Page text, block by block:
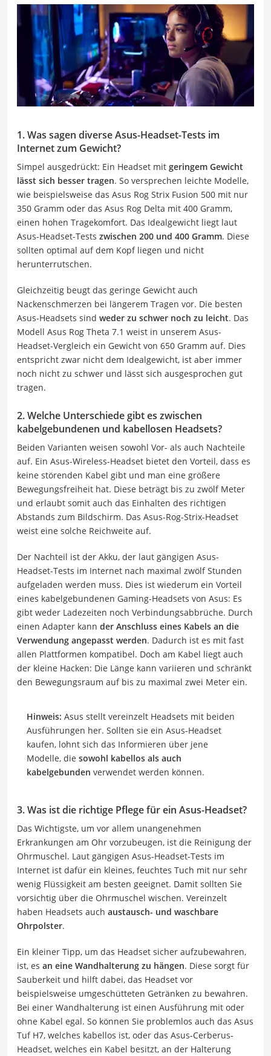
1. Was sagen diverse Asus-Headset-Tests im
Internet zum Gewicht?
Simpel ausgedrückt: Ein Headset mit geringem Gewicht
lässt sich besser tragen. So versprechen leichte Modelle,
wie beispielsweise das Asus Rog Strix Fusion 500 mit nur
350 Gramm oder das Asus Rog Delta mit 400 Gramm,
einen hohen Tragekomfort. Das Idealgewicht liegt laut
Asus-Headset-Tests zwischen 200 und 400 Gramm. Diese
sollten optimal auf dem Kopf liegen und nicht
herunterrutschen.
Gleichzeitig beugt das geringe Gewicht auch
Nackenschmerzen bei längerem Tragen vor. Die besten
Asus-Headsets sind weder zu schwer noch zu leicht. Das
Modell Asus Rog Theta 7.1 weist in unserem Asus-
Headset-Vergleich ein Gewicht von 650 Gramm auf. Dies
entspricht zwar nicht dem Idealgewicht, ist aber immer
noch nicht zu schwer und lässt sich ausgesprochen gut
tragen.
2. Welche Unterschiede gibt es zwischen
kabelgebundenen und kabellosen Headsets?
Beiden Varianten weisen sowohl Vor- als auch Nachteile
auf. Ein Asus-Wireless-Headset bietet den Vorteil, dass es
keine störenden Kabel gibt und man eine größere
Bewegungsfreiheit hat. Diese beträgt bis zu zwölf Meter
und erlaubt somit auch das Einhalten des richtigen
Abstands zum Bildschirm. Das Asus-Rog-Strix-Headset
weist eine solche Reichweite auf.
Der Nachteil ist der Akku, der laut gängigen Asus-
Headset-Tests im Internet nach maximal zwölf Stunden
aufgeladen werden muss. Dies ist wiederum ein Vorteil
eines kabelgebundenen Gaming-Headsets von Asus: Es
gibt weder Ladezeiten noch Verbindungsabbrüche. Durch
einen Adapter kann der Anschluss eines Kabels an die
Verwendung angepasst werden. Dadurch ist es mit fast
allen Plattformen kompatibel. Doch am Kabel liegt auch
der kleine Hacken: Die Länge kann variieren und schränkt
den Bewegungsraum auf bis zu maximal zwei Meter ein.
Hinweis: Asus stellt vereinzelt Headsets mit beiden
Ausführungen her. Sollten sie ein Asus-Headset
kaufen, lohnt sich das Informieren über jene
Modelle, die sowohl kabellos als auch
kabelgebunden verwendet werden können.
3. Was ist die richtige Pflege für ein Asus-Headset?
Das Wichtigste, um vor allem unangenehmen
Erkrankungen am Ohr vorzubeugen, ist die Reinigung der
Ohrmuschel. Laut gängigen Asus-Headset-Tests im
Internet ist dafür ein kleines, feuchtes Tuch mit nur sehr
wenig Flüssigkeit am besten geeignet. Damit sollten Sie
vorsichtig über die Ohrmuschel wischen. Vereinzelt
haben Headsets auch austausch- und waschbare
Ohrpolster.
Ein kleiner Tipp, um das Headset sicher aufzubewahren,
ist, es an eine Wandhalterung zu hängen. Diese sorgt für
Sauberkeit und hilft dabei, das Headset vor
beispielsweise umgeschütteten Getränken zu bewahren.
Bei einer Wandhalterung ist einen Ausführung mit oder
ohne Kabel egal. So können Sie problemlos auch das Asus
Tuf H7, welches kabellos ist, oder das Asus-Cerberus-
Headset, welches ein Kabel besitzt, an der Halterung